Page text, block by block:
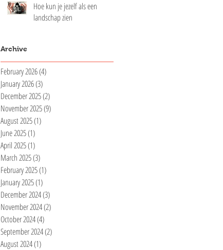
Hoe kun je jezelf als een
landschap zien
Archive
February 2026(4)
January 2026(3)
December 2025(2)
November 2025(9)
August 2025(1)
June 2025(1)
April 2025(1)
March 2025(3)
February 2025(1)
January 2025(1)
December 2024(3)
November 2024(2)
October 2024(4)
September 2024(2)
August 2024(1)